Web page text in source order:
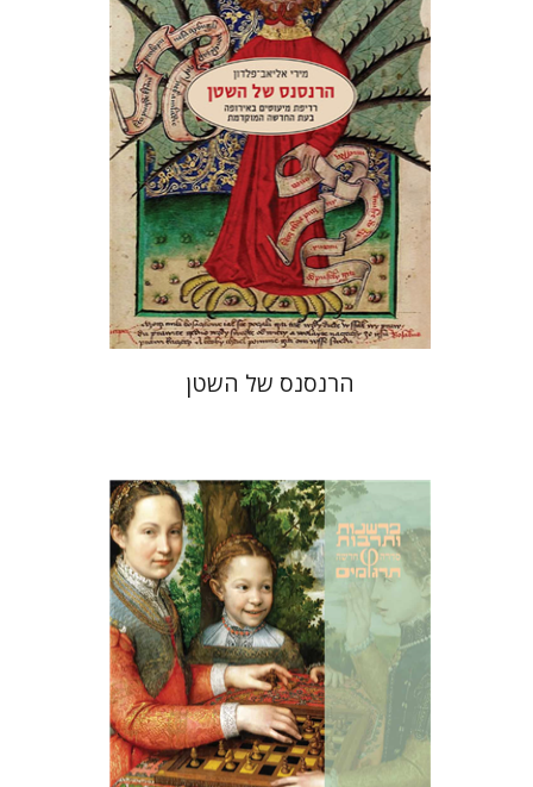
הנחת אתר ספר מודפס
$35
$32
הרנסנס של השטן
יוהאן האוזינחה
יניב חג'בי